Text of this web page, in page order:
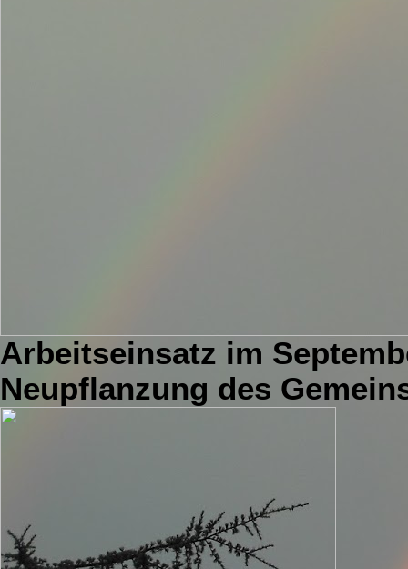
Arbeitseinsatz im
Neupflanzung des